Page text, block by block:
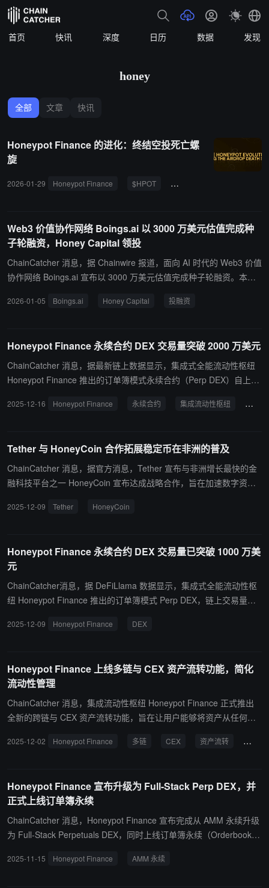
首页 快讯 深度 日历 数据 发现
honey
全部 文章 快讯
Honeypot Finance 的进化：终结空投死亡螺
旋
2026-01-29 Honeypot Finance $HPOT 代币设计
Web3 价值协作网络 Boings.ai 以 3000 万美元估值完成种
子轮融资，Honey Capital 领投
ChainCatcher 消息，据 Chainwire 报道，面向 AI 时代的 Web3 价值
协作网络 Boings.ai 宣布以 3000 万美元估值完成种子轮融资。本轮
tarbase 及 Go2Mars Labs 参投。 新资金将用于平台的全球扩展、用
化为链上价值。该平台基于 BNB Chain 构建，并由 402 协议提供支
持。
2026-01-05 Boings.ai Honey Capital 投融资
Honeypot Finance 永续合约 DEX 交易量突破 2000 万美元
ChainCatcher 消息，据最新链上数据显示，集成式全能流动性枢纽
Honeypot Finance 推出的订单簿模式永续合约（Perp DEX）自上线
品，迈向多模块协同的「集成流动性枢纽（Integrated Liquidity Hu
1 万人，累计交易笔数达 170 万笔。 在产品规划方面，Honeypot Fi
nance 计划于 2026 年第一季度推出基于 AMM 机制的永续合约产
品，并同步上线面向用户的量化收益策略，以更低的参与门槛、提升
交易需求。 Honeypot Finance 正持续构建 DeFi 世界的流动性操作
2025-12-16 Honeypot Finance 永续合约 集成流动性枢纽 DEX
Tether 与 HoneyCoin 合作拓展稳定币在非洲的普及
ChainCatcher 消息，据官方消息，Tether 宣布与非洲增长最快的金
融科技平台之一 HoneyCoin 宣布达成战略合作，旨在加速数字资产
低成本价值存储、转账与兑换。该公司通过结合区块链技术与传统金
无现金 POS 平台，使商户能够在结账端直接接受稳定币付款。这一
举措将扩大消费者的支付选择，同时帮助商户提升销售额并改善客户
体验。 此外，HoneyCoin 将把 USDT 集成进其不断扩展的生态系
统，使商户能够在非洲及全球范围内以更低成本完成线上与线下支
2025-12-09 Tether HoneyCoin
Honeypot Finance 永续合约 DEX 交易量已突破 1000 万美
元
ChainCatcher消息，据 DeFiLlama 数据显示，集成式全能流动性枢
纽 Honeypot Finance 推出的订单簿模式 Perp DEX，链上交易量已
用户数、开仓量及手续费收入均呈上升趋势。 据悉，Honeypot Fina
机制，以提高资金利用效率。此外，协议计划后续推出 AMM 模式的
永续合约交易功能。 目前，Honeypot Finance 在 DeFi 衍生品市场
中凭借其订单簿引擎与流动性聚合机制，逐步积累用户与交易规模。
随着订单簿与 AMM 混合模式的进一步完善，该项目有望进一步扩展
2025-12-09 Honeypot Finance DEX
Honeypot Finance 上线多链与 CEX 资产流转功能，简化
流动性管理
ChainCatcher 消息，集成流动性枢纽 Honeypot Finance 正式推出
全新的跨链与 CEX 资产流转功能，旨在让用户能够将资产从任何链
ot ，或从 Honeypot 提现至指定链上地址或交易所账户。 此次升级
接将资产从 Honeypot 提到任意公链或交易所。 Honeypot Finance
表示，该功能旨在降低用户在使用 DeFi 产品时的操作复杂度，实现
资金在链与链、CEX 与 DeFi 之间无缝串接和即时流转。
2025-12-02 Honeypot Finance 多链 CEX 资产流转 流动
Honeypot Finance 宣布升级为 Full-Stack Perp DEX，并
正式上线订单簿永续
ChainCatcher 消息，Honeypot Finance 宣布完成从 AMM 永续升级
为 Full-Stack Perpetuals DEX，同时上线订单簿永续（Orderbook P
味着 Honeypot 进入 双执行引擎时代： 订单簿模型已上线（BSC / B
2025-11-15 Honeypot Finance AMM 永续